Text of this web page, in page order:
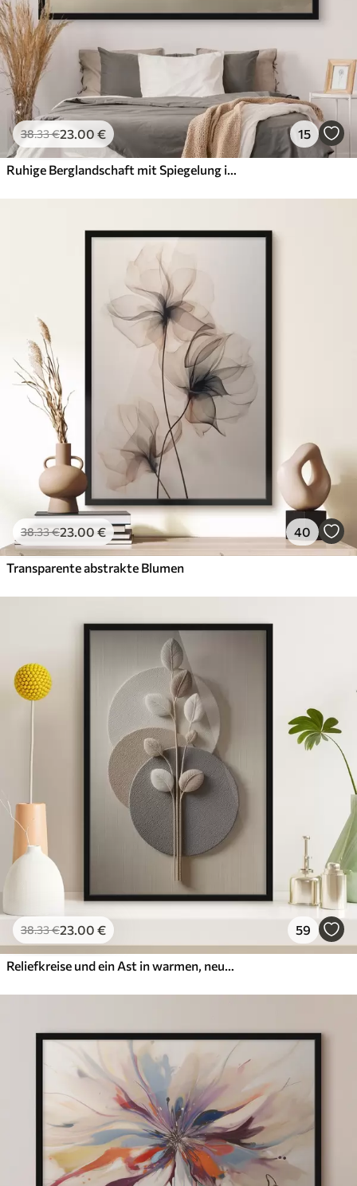
38.33€23.00 € 15
Ruhige Berglandschaft mit Spiegelung im Wasser
38.33€23.00 € 40
Transparente abstrakte Blumen
38.33€23.00 € 59
Reliefkreise und ein Ast in warmen, neutralen Farbtönen